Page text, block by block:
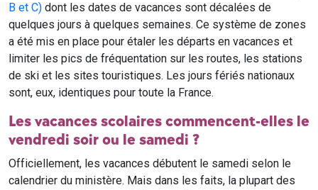
B et C) dont les dates de vacances sont décalées de
quelques jours à quelques semaines. Ce système de zones
a été mis en place pour étaler les départs en vacances et
limiter les pics de fréquentation sur les routes, les stations
de ski et les sites touristiques. Les jours fériés nationaux
sont, eux, identiques pour toute la France.
Les vacances scolaires commencent-elles le
vendredi soir ou le samedi ?
Officiellement, les vacances débutent le samedi selon le
calendrier du ministère. Mais dans les faits, la plupart des